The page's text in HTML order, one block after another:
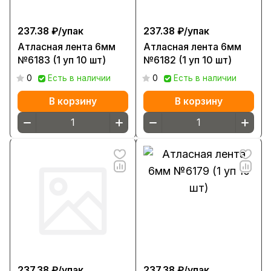
237.38 ₽/упак
Атласная лента 6мм
№6183 (1 уп 10 шт)
0 Есть в наличии
В корзину
237.38 ₽/упак
Атласная лента 6мм
№6182 (1 уп 10 шт)
0 Есть в наличии
В корзину